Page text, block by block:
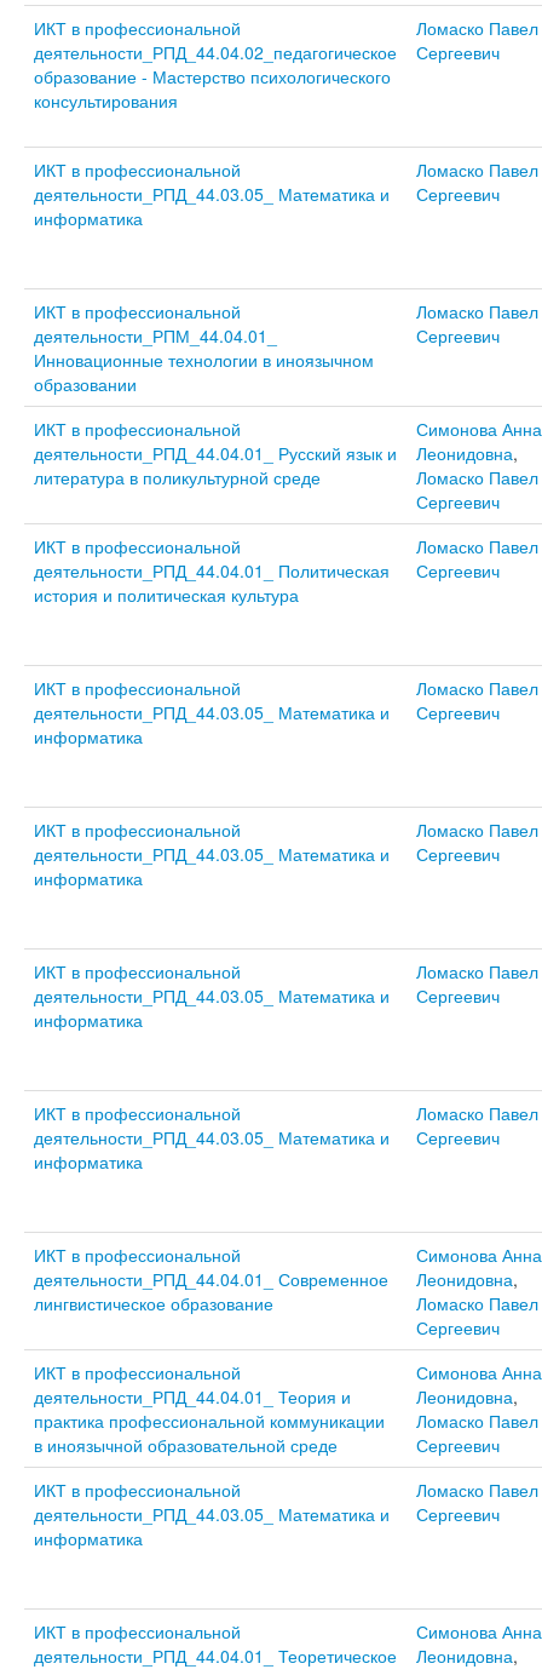
ИКТ в профессиональной
деятельности_РПД_44.04.02_педагогическое
образование - Мастерство психологического
консультирования
Ломаско Павел
Сергеевич
ИКТ в профессиональной
деятельности_РПД_44.03.05_ Математика и
информатика
Ломаско Павел
Сергеевич
ИКТ в профессиональной
деятельности_РПМ_44.04.01_
Инновационные технологии в иноязычном
образовании
Ломаско Павел
Сергеевич
ИКТ в профессиональной
деятельности_РПД_44.04.01_ Русский язык и
литература в поликультурной среде
Симонова Анна
Леонидовна,
Ломаско Павел
Сергеевич
ИКТ в профессиональной
деятельности_РПД_44.04.01_ Политическая
история и политическая культура
Ломаско Павел
Сергеевич
ИКТ в профессиональной
деятельности_РПД_44.03.05_ Математика и
информатика
Ломаско Павел
Сергеевич
ИКТ в профессиональной
деятельности_РПД_44.03.05_ Математика и
информатика
Ломаско Павел
Сергеевич
ИКТ в профессиональной
деятельности_РПД_44.03.05_ Математика и
информатика
Ломаско Павел
Сергеевич
ИКТ в профессиональной
деятельности_РПД_44.03.05_ Математика и
информатика
Ломаско Павел
Сергеевич
ИКТ в профессиональной
деятельности_РПД_44.04.01_ Современное
лингвистическое образование
Симонова Анна
Леонидовна,
Ломаско Павел
Сергеевич
ИКТ в профессиональной
деятельности_РПД_44.04.01_ Теория и
практика профессиональной коммуникации
в иноязычной образовательной среде
Симонова Анна
Леонидовна,
Ломаско Павел
Сергеевич
ИКТ в профессиональной
деятельности_РПД_44.03.05_ Математика и
информатика
Ломаско Павел
Сергеевич
ИКТ в профессиональной
деятельности_РПД_44.04.01_ Теоретическое
Симонова Анна
Леонидовна,